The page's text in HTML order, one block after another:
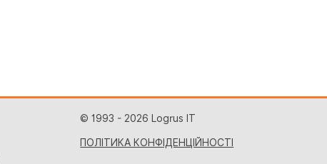
© 1993 - 2026 Logrus IT
ПОЛІТИКА КОНФІДЕНЦІЙНОСТІ